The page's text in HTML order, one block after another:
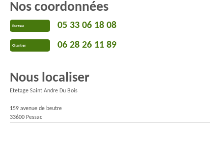
Nos coordonnées
Bureau 05 33 06 18 08
Chantier 06 28 26 11 89
Nous localiser
Etetage Saint Andre Du Bois
159 avenue de beutre
33600 Pessac